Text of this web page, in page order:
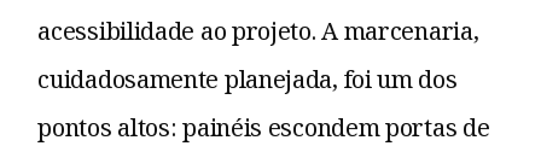
acessibilidade ao projeto. A marcenaria,
cuidadosamente planejada, foi um dos
pontos altos: painéis escondem portas de